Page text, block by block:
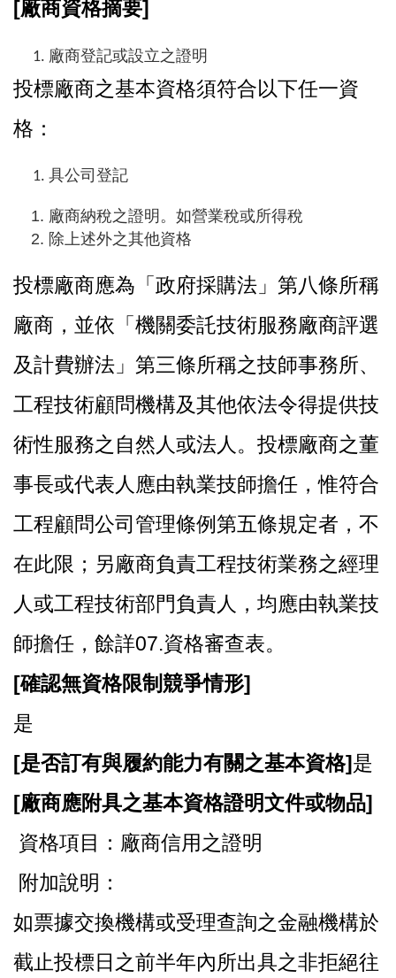
[廠商資格摘要]
廠商登記或設立之證明
投標廠商之基本資格須符合以下任一資
格：
具公司登記
廠商納稅之證明。如營業稅或所得稅
除上述外之其他資格
投標廠商應為「政府採購法」第八條所稱
廠商，並依「機關委託技術服務廠商評選
及計費辦法」第三條所稱之技師事務所、
工程技術顧問機構及其他依法令得提供技
術性服務之自然人或法人。投標廠商之董
事長或代表人應由執業技師擔任，惟符合
工程顧問公司管理條例第五條規定者，不
在此限；另廠商負責工程技術業務之經理
人或工程技術部門負責人，均應由執業技
師擔任，餘詳07.資格審查表。
[確認無資格限制競爭情形]
是
[是否訂有與履約能力有關之基本資格]是
[廠商應附具之基本資格證明文件或物品]
資格項目：廠商信用之證明
附加說明：
如票據交換機構或受理查詢之金融機構於
截止投標日之前半年內所出具之非拒絕往